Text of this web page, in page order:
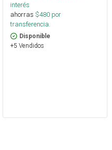
interés
ahorras $480 por
transferencia.
Disponible
+5 Vendidos